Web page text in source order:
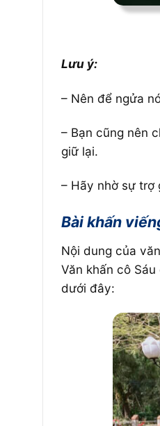
Lưu ý:
– Nên để ngửa
– Bạn cũng nên
giữ lại.
– Hãy nhờ sự trợ
Bài khấn
Nội dung của
Văn khấn cô
dưới đây: